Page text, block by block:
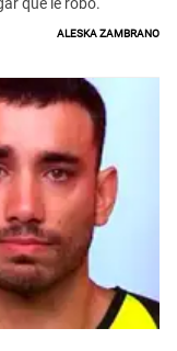
Aleska Zambrano